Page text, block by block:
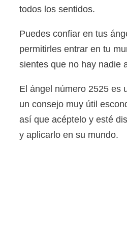
todos los sentidos.
Puedes confiar en tus
permitirles entrar en tu
sientes que no hay nadie
El ángel número 2525 es
un consejo muy útil
así que acéptelo y esté
y aplicarlo en su mundo.